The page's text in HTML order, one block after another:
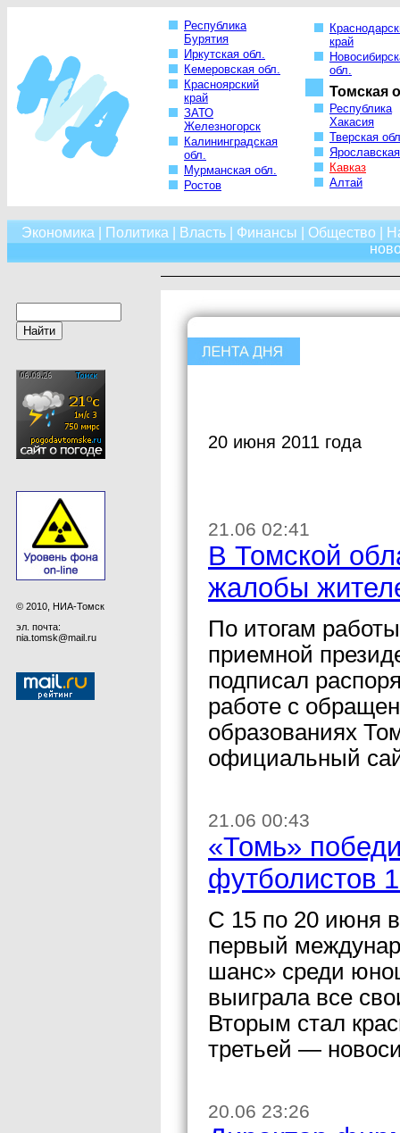
Республика
Бурятия
Иркутская обл.
Кемеровская обл.
Красноярский
край
ЗАТО
Железногорск
Калининградская
обл.
Мурманская обл.
Ростов
край
обл.
Томская
Республика
Хакасия
Тверская
Кавказ
Алтай
Экономика Политика Власть| Финансы Общество
© 2010, НИА-Томск
эл. почта:
nia.tomsk@mail.ru
20 июня 2011 года
21.06 02:41
В Томской
жалобы
По итогам
приемной
подписал
работе с
образованиях
официальный
21.06 00:43
«Томь»
футболистов
С 15 по 20 июня
первый
шанс» среди
выиграла все
Вторым стал
третьей —
20.06 23:26